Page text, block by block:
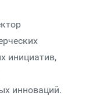
инициатив,
инноваций.